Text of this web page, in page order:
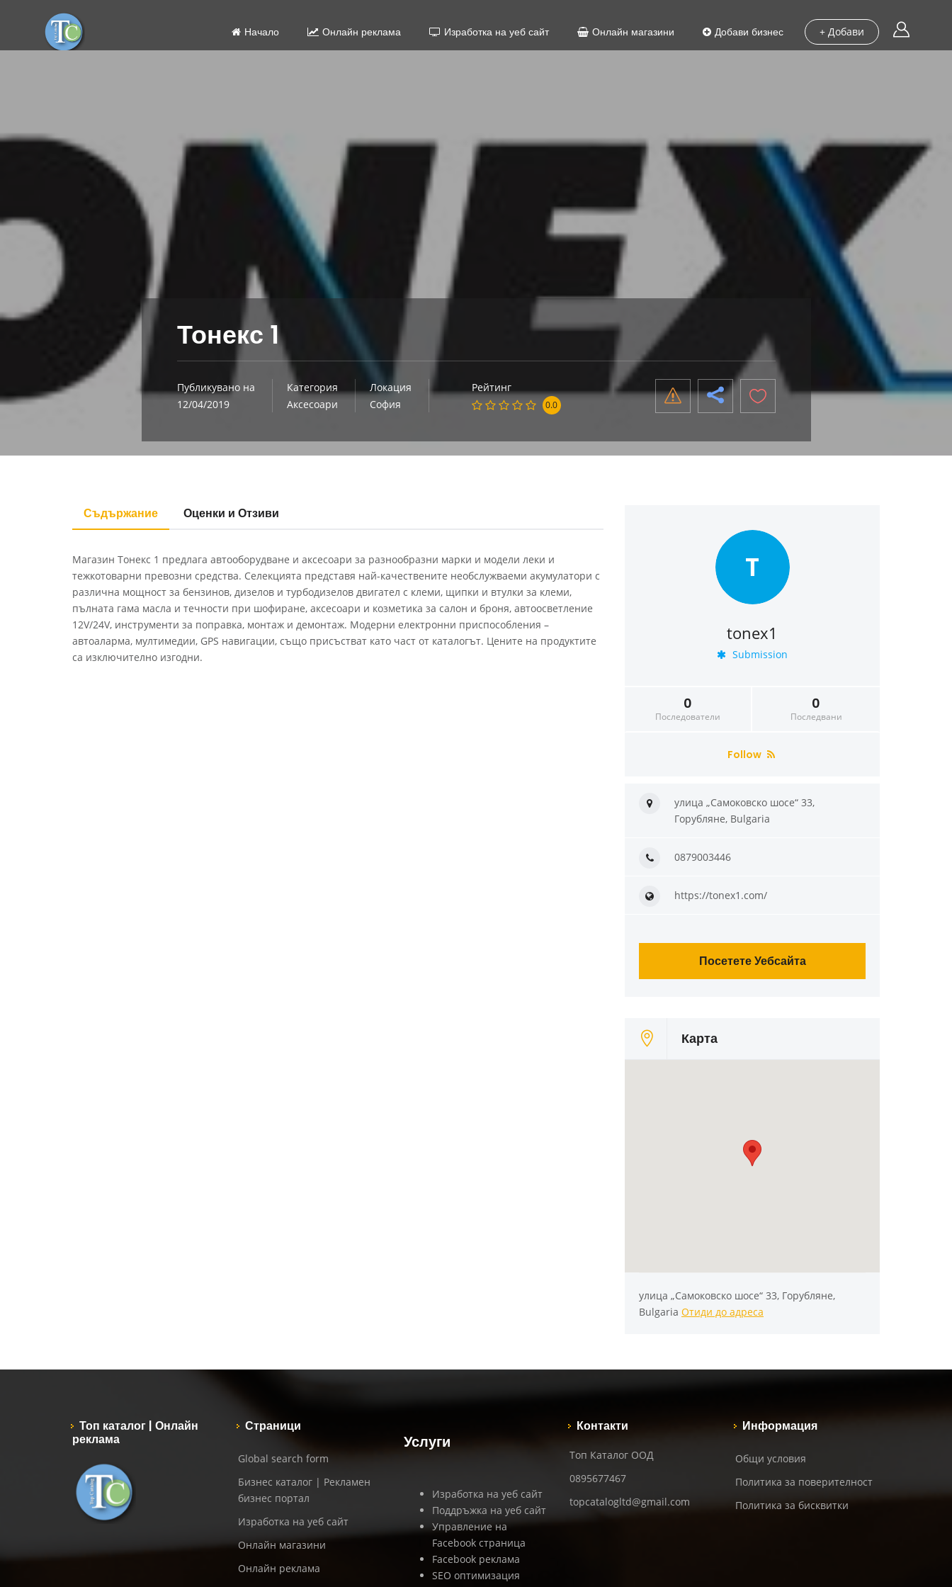
+ Добави
Начало Онлайн реклама Изработка на уеб сайт Онлайн магазини Добави бизнес
Тонекс 1
Публикувано на
12/04/2019
Категория
Аксесоари
Локация
София
Рейтинг
0.0
Съдържание Оценки и Отзиви
Магазин Тонекс 1 предлага автооборудване и аксесоари за разнообразни марки и модели леки и
тежкотоварни превозни средства. Селекцията представя най-качествените необслужваеми акумулатори с
различна мощност за бензинов, дизелов и турбодизелов двигател с клеми, щипки и втулки за клеми,
пълната гама масла и течности при шофиране, аксесоари и козметика за салон и броня, автоосветление
12V/24V, инструменти за поправка, монтаж и демонтаж. Модерни електронни приспособления –
автоаларма, мултимедии, GPS навигации, също присъстват като част от каталогът. Цените на продуктите
са изключително изгодни.
T
tonex1
Submission
0
Последователи
0
Последвани
Follow
улица „Самоковско шосе“ 33,
Горубляне, Bulgaria
0879003446
https://tonex1.com/
Посетете Уебсайта
Карта
улица „Самоковско шосе“ 33, Горубляне,
Bulgaria Отиди до адреса
Топ каталог | Онлайн
реклама
Страници
Global search form
Бизнес каталог | Рекламен
бизнес портал
Изработка на уеб сайт
Онлайн магазини
Онлайн реклама
Услуги
Изработка на уеб сайт
Поддръжка на уеб сайт
Управление на
Facebook страница
Facebook реклама
SEO оптимизация
Контакти
Топ Каталог ООД
0895677467
topcatalogltd@gmail.com
Информация
Общи условия
Политика за поверителност
Политика за бисквитки